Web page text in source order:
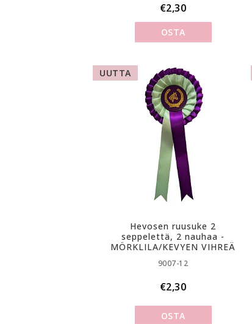
€2,30
OSTA
UUTTA
Hevosen ruusuke 2
seppelettä, 2 nauhaa -
MÖRKLILA/KEVYEN VIHREÄ
9007-12
€2,30
OSTA